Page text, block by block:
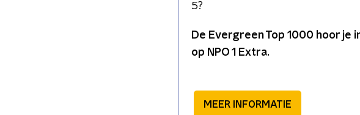
5?
De Evergreen Top 1000 hoor je
op NPO 1 Extra.
MEER INFORMATIE